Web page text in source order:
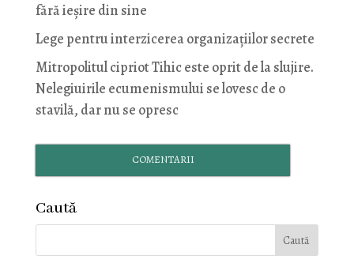
fără ieșire din sine
Lege pentru interzicerea organizaţiilor secrete
Mitropolitul cipriot Tihic este oprit de la slujire.
Nelegiuirile ecumenismului se lovesc de o
stavilă, dar nu se opresc
COMENTARII
Caută